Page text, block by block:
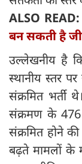
ALSO READ:
बन सकती है
उल्लेखनीय है
स्थानीय स्तर
संक्रमित भर्ती
संक्रमण के
संक्रमित होने
बढ़ते मामलों के